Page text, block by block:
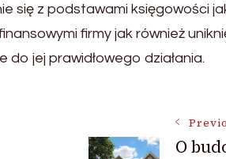
się z podstawami księgowości
firmy jak również
do jej prawidłowego działania.
Post
O